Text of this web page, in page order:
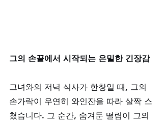
그의 손끝에서 시작되는 은밀한 긴장감
그녀와의 저녁 식사가 한창일 때, 그의
손가락이 우연히 와인잔을 따라 살짝 스
쳤습니다. 그 순간, 숨겨둔 떨림이 그의